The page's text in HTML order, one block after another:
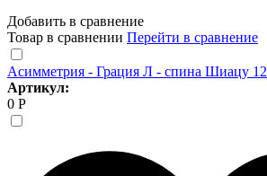
Добавить в сравнение
Товар в сравнении Перейти в сравнение
Асимметрия - Грация Л - спина Шиацу 12
Артикул:
0 Р